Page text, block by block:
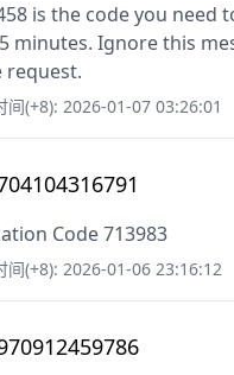
is the code you need
minutes. Ignore this
request.
间(+8): 2026-01-07 03:26:01
Code 713983
间(+8): 2026-01-06 23:16:12